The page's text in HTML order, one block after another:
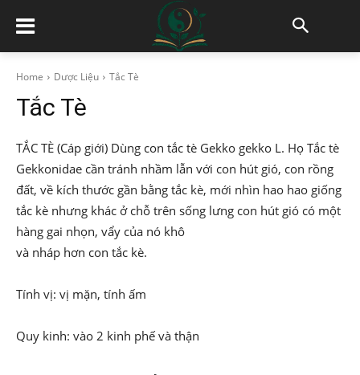
Home Dược Liệu Tắc Tè
Tắc Tè
TẮC TÈ (Cáp giới) Dùng con tắc tè Gekko gekko L. Họ Tắc tè
Gekkonidae cần tránh nhầm lẫn với con hút gió, con rồng
đất, về kích thước gần bằng tắc kè, mới nhìn hao hao giống
tắc kè nhưng khác ở chỗ trên sống lưng con hút gió có một
hàng gai nhọn, vẩy của nó khô
và nháp hơn con tắc kè.
Tính vị: vị mặn, tính ấm
Quy kinh: vào 2 kinh phế và thận